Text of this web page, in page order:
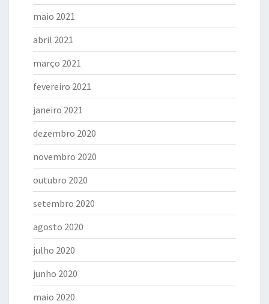
maio 2021
abril 2021
março 2021
fevereiro 2021
janeiro 2021
dezembro 2020
novembro 2020
outubro 2020
setembro 2020
agosto 2020
julho 2020
junho 2020
maio 2020